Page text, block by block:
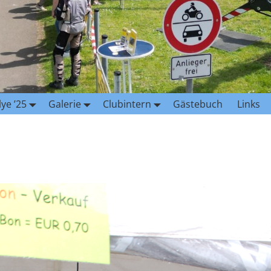
’25 Galerie Clubintern Gästebuch Links